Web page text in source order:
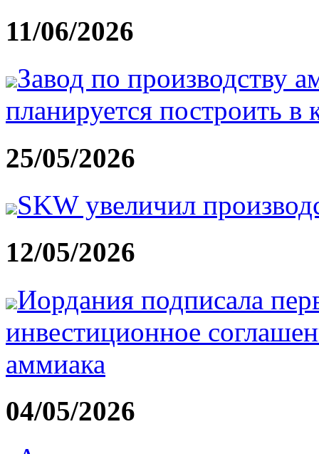
11/06/2026
Завод по производству
планируется построить в
25/05/2026
SKW увеличил
12/05/2026
Иордания подписала
инвестиционное
аммиака
04/05/2026